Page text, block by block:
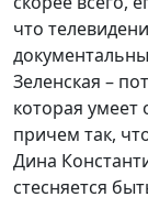
что
Зеленская –
которая
причем так,
Дина
стесняется